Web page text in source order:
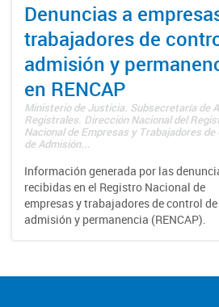
Denuncias a
trabajadores de
admisión y
en RENCAP
Ministerio de Justicia. Subsecretaría de
Registrales. Dirección Nacional del
Nacional de Empresas y Trabajadores de
de Admisión...
Información generada por las
recibidas en el Registro Nacional de
empresas y trabajadores de control de
admisión y permanencia (RENCAP).